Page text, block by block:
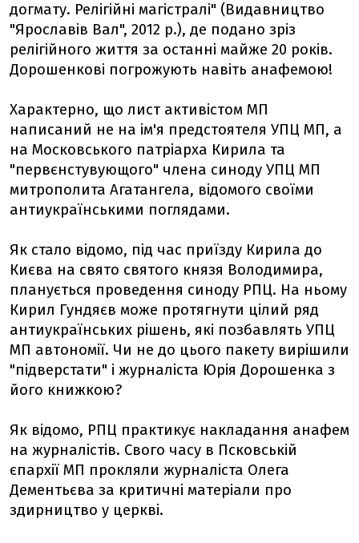
догмату. Релігійні магістралі" (Видавництво
"Ярославів Вал", 2012 р.), де подано зріз
релігійного життя за останні майже 20 років.
Дорошенкові погрожують навіть анафемою!
Характерно, що лист активістом МП
написаний не на ім'я предстоятеля УПЦ МП, а
на Московського патріарха Кирила та
"первєнстувующого" члена синоду УПЦ МП
митрополита Агатангела, відомого своїми
антиукраїнськими поглядами.
Як стало відомо, під час приїзду Кирила до
Києва на свято святого князя Володимира,
планується проведення синоду РПЦ. На ньому
Кирил Гундяєв може протягнути цілий ряд
антиукраїнських рішень, які позбавлять УПЦ
МП автономії. Чи не до цього пакету вирішили
"підверстати" і журналіста Юрія Дорошенка з
його книжкою?
Як відомо, РПЦ практикує накладання анафем
на журналістів. Свого часу в Псковській
єпархії МП прокляли журналіста Олега
Дементьєва за критичні матеріали про
здирництво у церкві.